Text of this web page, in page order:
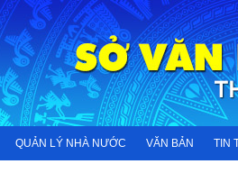
QUẢN LÝ NHÀ NƯỚC VĂN BẢN TIN